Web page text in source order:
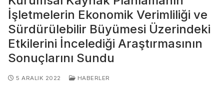
İşletmelerin Ekonomik Verimliliği ve
Sürdürülebilir Büyümesi Üzerindeki
Etkilerini İncelediği Araştırmasının
Sonuçlarını Sundu
5 ARALIK 2022 HABERLER